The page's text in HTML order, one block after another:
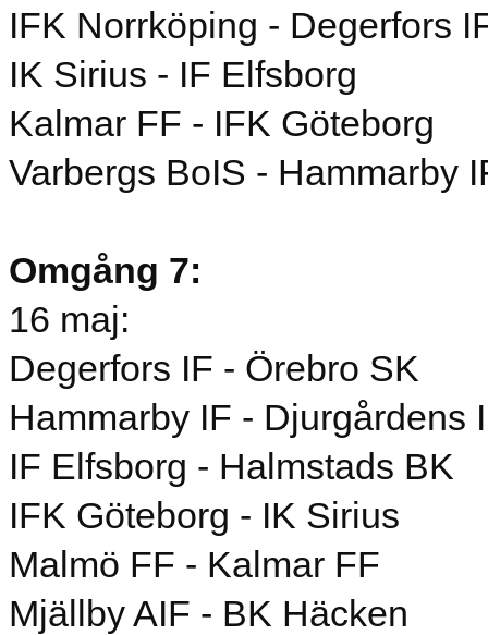
IFK Norrköping - Degerfors
IK Sirius - IF Elfsborg
Kalmar FF - IFK Göteborg
Varbergs BoIS - Hammarby
Omgång 7:
16 maj:
Degerfors IF - Örebro SK
Hammarby IF - Djurgårdens
IF Elfsborg - Halmstads BK
IFK Göteborg - IK Sirius
Malmö FF - Kalmar FF
Mjällby AIF - BK Häcken